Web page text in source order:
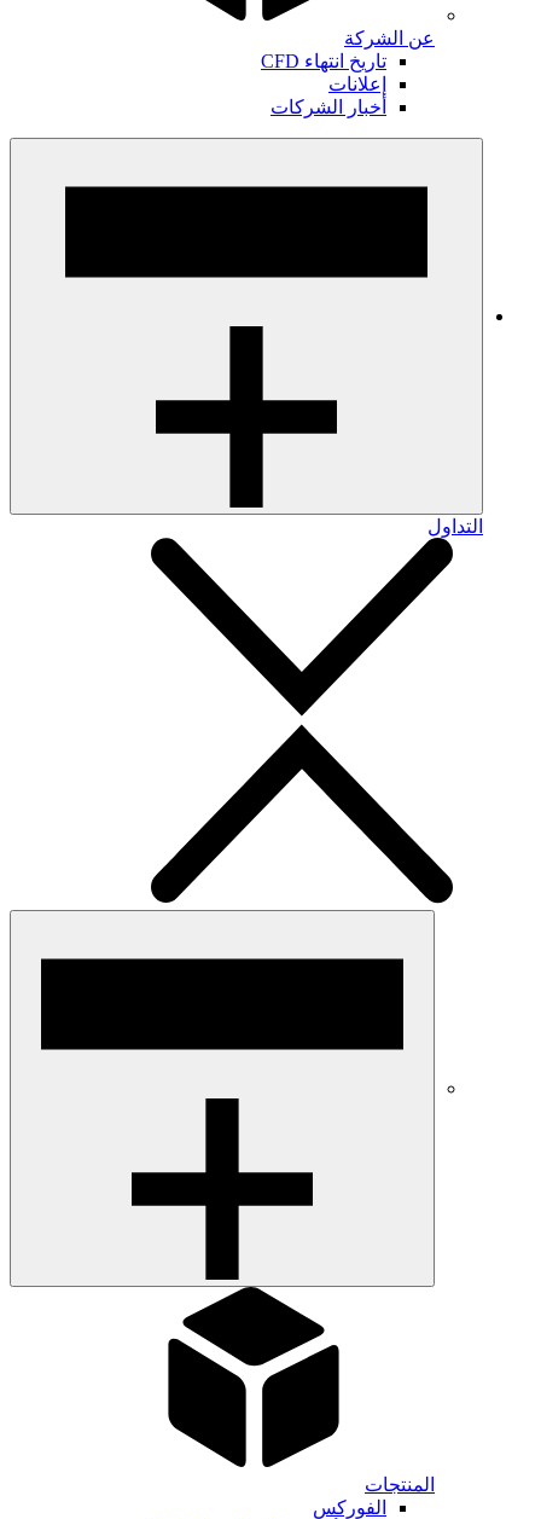
عن الشركة
تاريخ انتهاء CFD
إعلانات
أخبار الشركات
التداول
المنتجات
الفوركس